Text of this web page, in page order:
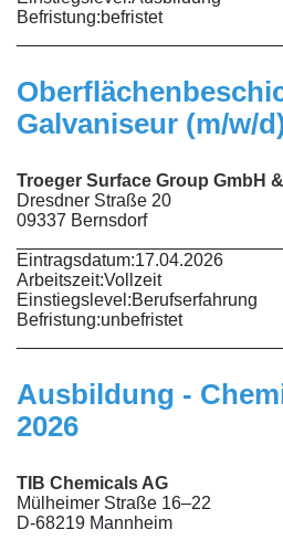
Befristung:befristet
Galvaniseur (m/w/
Troeger Surface Group GmbH
Dresdner Straße 20
09337 Bernsdorf
Eintragsdatum:17.04.2026
Arbeitszeit:Vollzeit
Einstiegslevel:Berufserfahrung
Befristung:unbefristet
Ausbildung -
2026
TIB Chemicals AG
Mülheimer Straße 16–22
D-68219 Mannheim